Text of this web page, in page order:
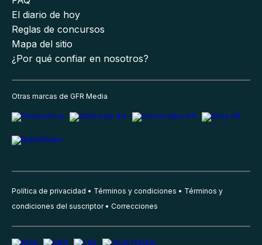
El diario de hoy
Reglas de concursos
Mapa del sitio
¿Por qué confiar en nosotros?
Otras marcas de GFR Media
Política de privacidad Términos y condiciones
Términos y
condiciones del suscriptor
Correcciones